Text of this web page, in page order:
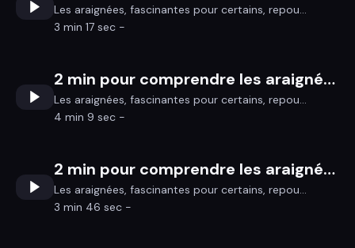
Les araignées, fascinantes pour certains, repou...
3 min 17 sec -
2 min pour comprendre les araignées 2/3
Les araignées, fascinantes pour certains, repou...
4 min 9 sec -
2 min pour comprendre les araignées 1/3
Les araignées, fascinantes pour certains, repou...
3 min 46 sec -